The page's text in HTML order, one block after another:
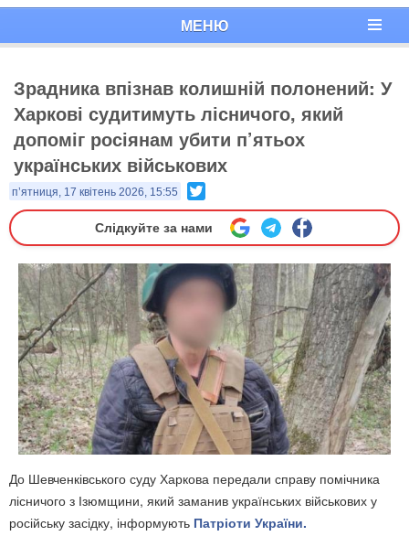
МЕНЮ
Зрадника впізнав колишній полонений: У
Харкові судитимуть лісничого, який
допоміг росіянам убити п’ятьох
українських військових
п’ятниця, 17 квітень 2026, 15:55
Слідкуйте за нами
До Шевченківського суду Харкова передали справу помічника
лісничого з Ізюмщини, який заманив українських військових у
російську засідку, інформують Патріоти України.